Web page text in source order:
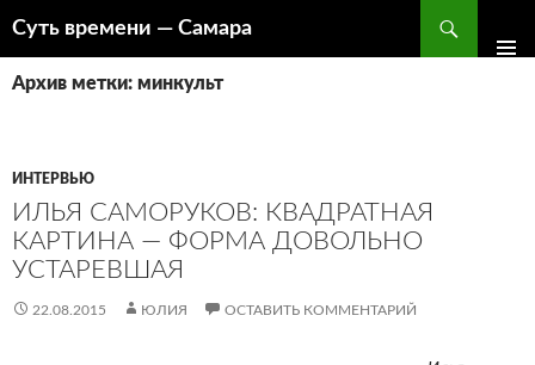
Суть времени — Самара
К
СОДЕРЖИМОМУ
Архив метки: минкульт
ИНТЕРВЬЮ
ИЛЬЯ САМОРУКОВ: КВАДРАТНАЯ
КАРТИНА — ФОРМА ДОВОЛЬНО
УСТАРЕВШАЯ
22.08.2015 ЮЛИЯ ОСТАВИТЬ КОММЕНТАРИЙ